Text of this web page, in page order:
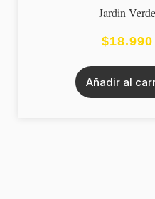
Jardin Verde
$18.990
Añadir al